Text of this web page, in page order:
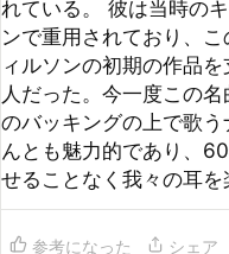
参考になった シェア
コメント (0)
まだコメントがありません
コメントするにはログイ